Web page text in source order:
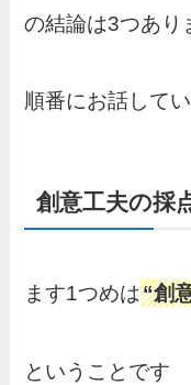
の結論は3つあり
順番にお話して
創意工夫の採
ます1つめは“創
ということです